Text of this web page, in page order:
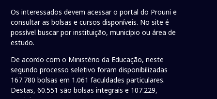
Os interessados devem acessar o portal do Prouni e
consultar as bolsas e cursos disponíveis. No site é
possível buscar por instituição, município ou área de
estudo.
De acordo com o Ministério da Educação, neste
segundo processo seletivo foram disponibilizadas
167.780 bolsas em 1.061 faculdades particulares.
Destas, 60.551 são bolsas integrais e 107.229,